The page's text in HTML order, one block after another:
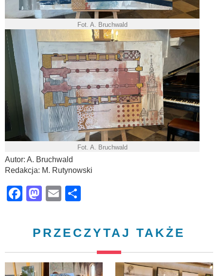
Fot. A. Bruchwald
Fot. A. Bruchwald
Autor: A. Bruchwald
Redakcja: M. Rutynowski
Facebook
Mastodon
Email
PRZECZYTAJ TAKŻE